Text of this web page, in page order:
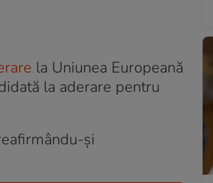
la Uniunea Europeană
la aderare pentru
şi